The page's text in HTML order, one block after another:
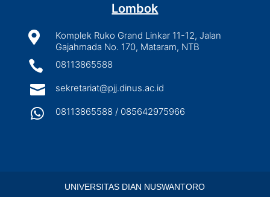
Lombok

Komplek Ruko Grand Linkar 11-12, Jalan
Gajahmada No. 170, Mataram, NTB
 08113865588
 sekretariat@pjj.dinus.ac.id
 08113865588 / 085642975966
UNIVERSITAS DIAN NUSWANTORO